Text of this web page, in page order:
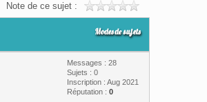
Note de ce sujet :
Modes de sujets
Messages : 28
Sujets : 0
Inscription : Aug 2021
Réputation : 0